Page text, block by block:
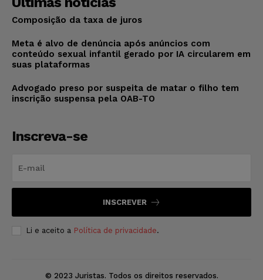
Composição da taxa de juros
Meta é alvo de denúncia após anúncios com
conteúdo sexual infantil gerado por IA circularem em
suas plataformas
Advogado preso por suspeita de matar o filho tem
inscrição suspensa pela OAB-TO
Inscreva-se
INSCREVER
Li e aceito a Política de privacidade.
© 2023 Juristas. Todos os direitos reservados.